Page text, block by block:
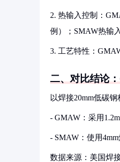
2. 热输入控制：
例）；SMAW热输
3. 工艺特性：
二、对比结论
以焊接20mm低碳钢
- GMAW：采用
- SMAW：使用
数据来源：美国焊